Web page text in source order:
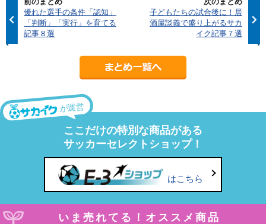
前のまとめ
優れた選手の条件「認知」
「判断」「実行」を育てる
記事８選
次のまとめ
子どもたちの試合後に！居
酒屋談義で盛り上がるサカ
イク記事７選
が運営
ここだけの特別な商品がある
サッカーセレクトショップ！
はこちら
いま売れてる！オススメ商品